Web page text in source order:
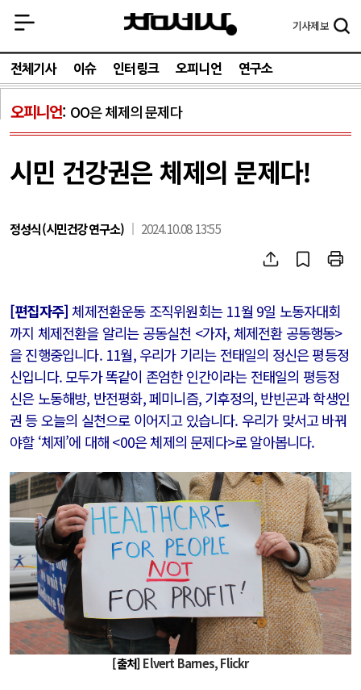
기사제보
전체기사 이슈 인터링크 오피니언 연구소
오피니언 OO은 체제의 문제다
시민 건강권은 체제의 문제다!
정성식(시민건강연구소) 2024.10.08 13:55
[편집자주] 체제전환운동 조직위원회는 11월 9일 노동자대회
까지 체제전환을 알리는 공동실천 <가자, 체제전환 공동행동>
을 진행중입니다. 11월, 우리가 기리는 전태일의 정신은 평등정
신입니다. 모두가 똑같이 존엄한 인간이라는 전태일의 평등정
신은 노동해방, 반전평화, 페미니즘, 기후정의, 반빈곤과 학생인
권 등 오늘의 실천으로 이어지고 있습니다. 우리가 맞서고 바꿔
야할 ‘체제’에 대해 <00은 체제의 문제다>로 알아봅니다.
[출처] Elvert Barnes, Flickr